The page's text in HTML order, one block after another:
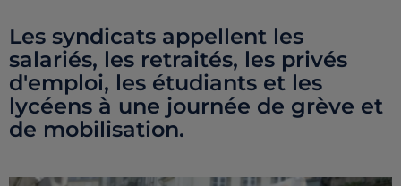
Les syndicats appellent les
salariés, les retraités, les privés
d'emploi, les étudiants et les
lycéens à une journée de grève et
de mobilisation.